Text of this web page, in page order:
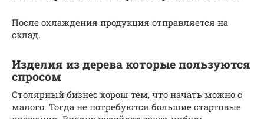
После охлаждения продукция отправляется на
склад.
Изделия из дерева которые пользуются
спросом
Столярный бизнес хорош тем, что начать можно с
малого. Тогда не потребуются большие стартовые